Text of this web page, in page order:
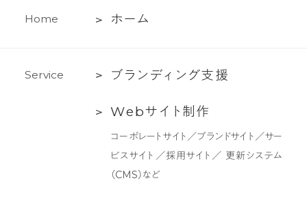
Home
ホ
ホーム
Service
ブ
ン
ブラ ン ディ ン グ支援
Web
Webサ イ ト 制 作
コーポレートサイト／ブランドサイト／サー
ビスサイト／採用サイト／ 更新システム
（CMS）など